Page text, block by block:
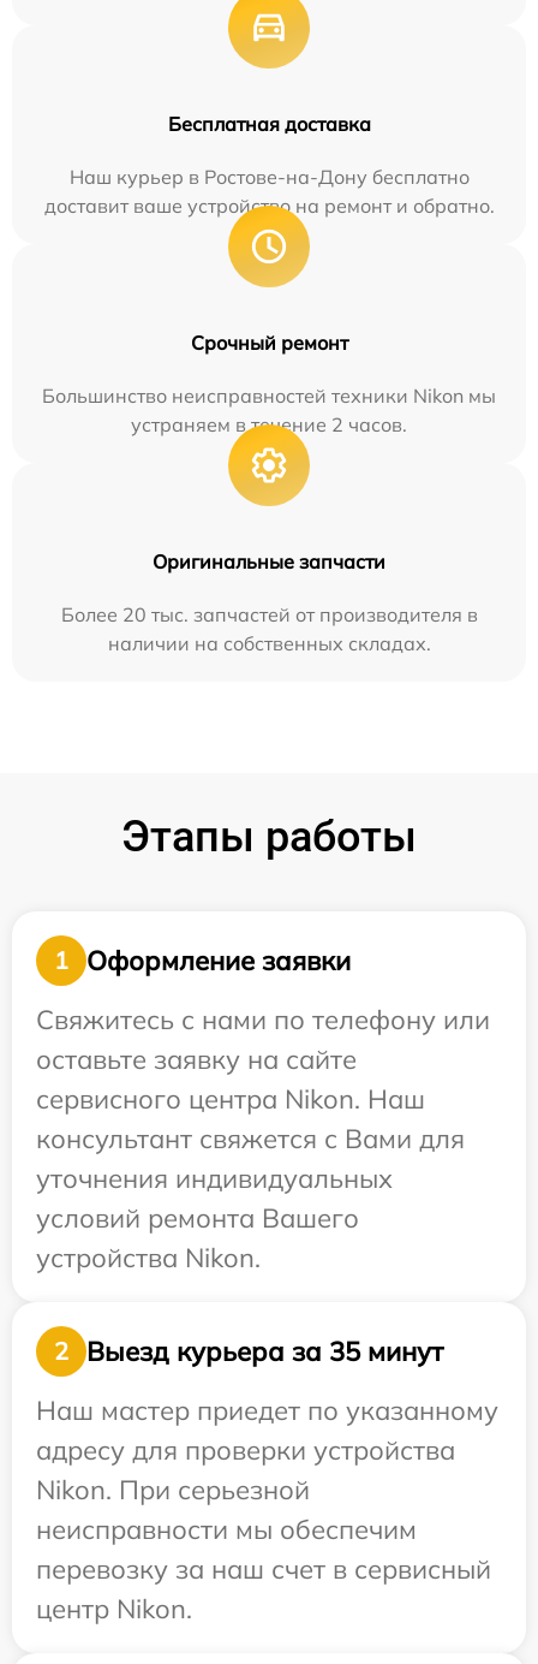
Бесплатная доставка
Наш курьер в Ростове-на-Дону бесплатно
доставит ваше устройство на ремонт и обратно.
Срочный ремонт
Большинство неисправностей техники Nikon мы
устраняем в течение 2 часов.
Оригинальные запчасти
Более 20 тыс. запчастей от производителя в
наличии на собственных складах.
Этапы работы
1
Оформление заявки
Свяжитесь с нами по телефону или
оставьте заявку на сайте
сервисного центра Nikon. Наш
консультант свяжется с Вами для
уточнения индивидуальных
условий ремонта Вашего
устройства Nikon.
2
Выезд курьера за 35 минут
Наш мастер приедет по указанному
адресу для проверки устройства
Nikon. При серьезной
неисправности мы обеспечим
перевозку за наш счет в сервисный
центр Nikon.